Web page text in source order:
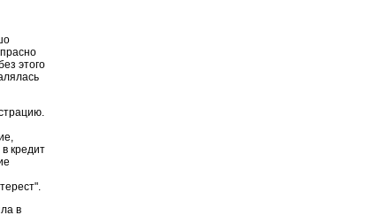
этого
кредит
в